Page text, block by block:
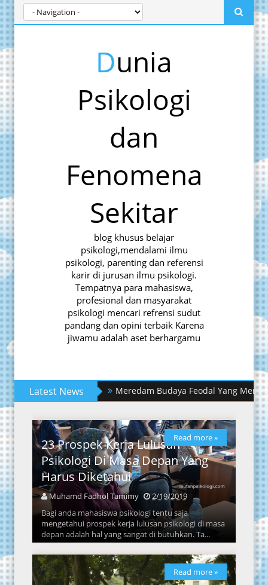
Dunia
Psikologi
dan
Fenomena
Sekitar
blog khusus belajar
psikologi,mendalami ilmu
psikologi, parenting dan referensi
karir di jurusan ilmu psikologi.
Tempatnya para mahasiswa,
profesional dan masyarakat
psikologi mencari refrensi sudut
pandang dan opini terbaik Karena
jiwamu adalah aset berhargamu
Latest News Meredam Budaya Feodal Yang
23 Prospek Kerja Lulusan
Psikologi Di Masa Depan Yang
Harus Diketahui
Muhamd Fadhol Tamimy
2/19/2019
Bagi anda mahasiswa psikologi tentu saja
mengetahui prospek kerja lulusan psikologi di masa
depan adalah hal yang sangat di butuhkan. Ta...
Read more »
Read more »